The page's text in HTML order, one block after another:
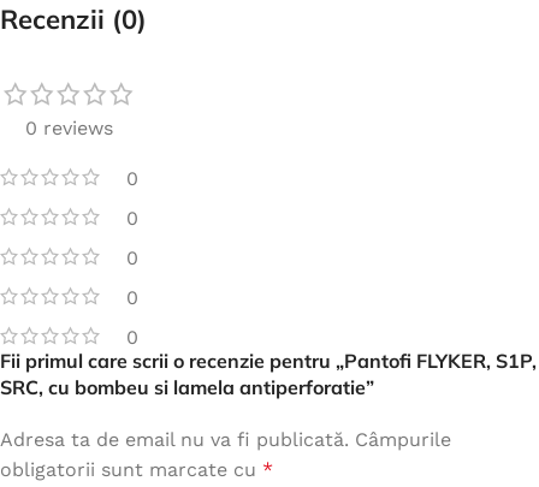
Recenzii (0)
0 reviews
0
0
0
0
0
Fii primul care scrii o recenzie pentru „Pantofi FLYKER, S1P,
SRC, cu bombeu si lamela antiperforatie”
Adresa ta de email nu va fi publicată. Câmpurile
obligatorii sunt marcate cu *